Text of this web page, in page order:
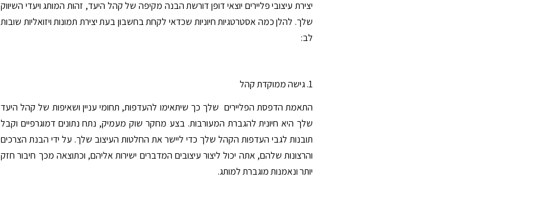
יצירת עיצובי פליירים יוצאי דופן דורשת הבנה מקיפה של קהל היעד, זהות המותג ויעדי השיווק
שלך. להלן כמה אסטרטגיות חיוניות שכדאי לקחת בחשבון בעת יצירת תמונות ויזואליות שובות
לב:
1. גישה ממוקדת קהל
התאמת הדפסת הפליירים שלך כך שיתאימו להעדפות, תחומי עניין ושאיפות של קהל היעד
שלך היא חיונית להגברת המעורבות. בצע מחקר שוק מעמיק, נתח נתונים דמוגרפיים וקבל
תובנות לגבי העדפות הקהל שלך כדי ליישר את החלטות העיצוב שלך. על ידי הבנת הצרכים
והרצונות שלהם, אתה יכול ליצור עיצובים המדברים ישירות אליהם, וכתוצאה מכך חיבור חזק
יותר ונאמנות מוגברת למותג.